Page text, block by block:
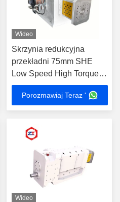
Wideo
Skrzynia redukcyjna
przekładni 75mm SHE
Low Speed ​​High Torque
Przekładnia 16-18 Torque
Twin Screw Extruder
Porozmawiaj Teraz '
Wideo